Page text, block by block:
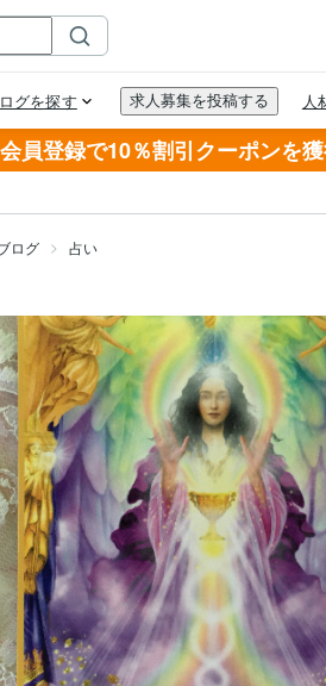
会員登録で10％割引クーポンを獲
ログ 占い